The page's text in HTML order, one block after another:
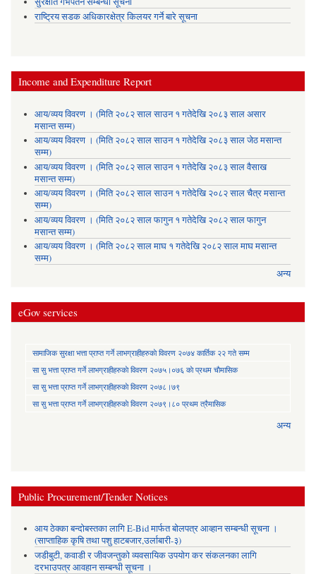
राष्ट्रिय सडक अधिकारक्षेत्र किलयर गर्ने बारे सूचना
Income and Expenditure Report
आय/व्यय विवरण । (मिति २०८२ साल साउन १ गतेदेखि २०८३ साल असार
मसान्त सम्म)
आय/व्यय विवरण । (मिति २०८२ साल साउन १ गतेदेखि २०८३ साल जेठ मसान्त
सम्म)
आय/व्यय विवरण । (मिति २०८२ साल साउन १ गतेदेखि २०८३ साल वैसाख
मसान्त सम्म)
आय/व्यय विवरण । (मिति २०८२ साल साउन १ गतेदेखि २०८२ साल चैत्र मसान्त
सम्म)
आय/व्यय विवरण । (मिति २०८२ साल फागुन १ गतेदेखि २०८२ साल फागुन
मसान्त सम्म)
आय/व्यय विवरण । (मिति २०८२ साल माघ १ गतेदेखि २०८२ साल माघ मसान्त
सम्म)
अन्य
eGov services
सामाजिक सुरक्षा भत्ता प्राप्त गर्ने लाभग्राहीहरुकाे विवरण २०७४ कार्तिक २२ गते सम्म
सा‍ सु भत्ता प्राप्त गर्ने लाभग्राहीहरुकाे विवरण २०७५।०७६ काे प्रथम चाैमासिक
सा‍ सु भत्ता प्राप्त गर्ने लाभग्राहीहरुकाे विवरण २०७८।७९
सा‍ सु भत्ता प्राप्त गर्ने लाभग्राहीहरुकाे विवरण २०७९।८० प्रथम त्रैमासिक
अन्य
Public Procurement/Tender Notices
आय ठेक्का बन्दोबस्तका लागि E-Bid मार्फत बोलपत्र आव्हान सम्बन्धी सूचना ।
(साप्ताहिक कृषि तथा पशु हाटबजार,उर्लाबारी-३)
जडीबुटी, कवाडी र जीवजन्तुको व्यवसायिक उपयोग कर संकलनका लागि
दरभाउपत्र आवहान सम्बन्धी सूचना ।